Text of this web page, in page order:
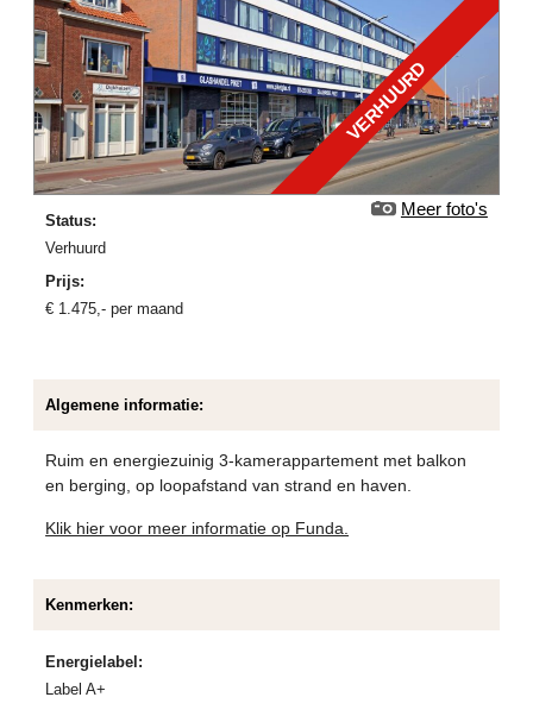
VERHUURD
Meer foto's
Status:
verhuurd
Prijs:
€ 1.475 ,- per maand
Algemene informatie:
Ruim en energiezuinig 3-kamerappartement met balkon
en berging, op loopafstand van strand en haven.
Klik hier voor meer informatie op Funda.
Kenmerken:
Energielabel:
Label A+